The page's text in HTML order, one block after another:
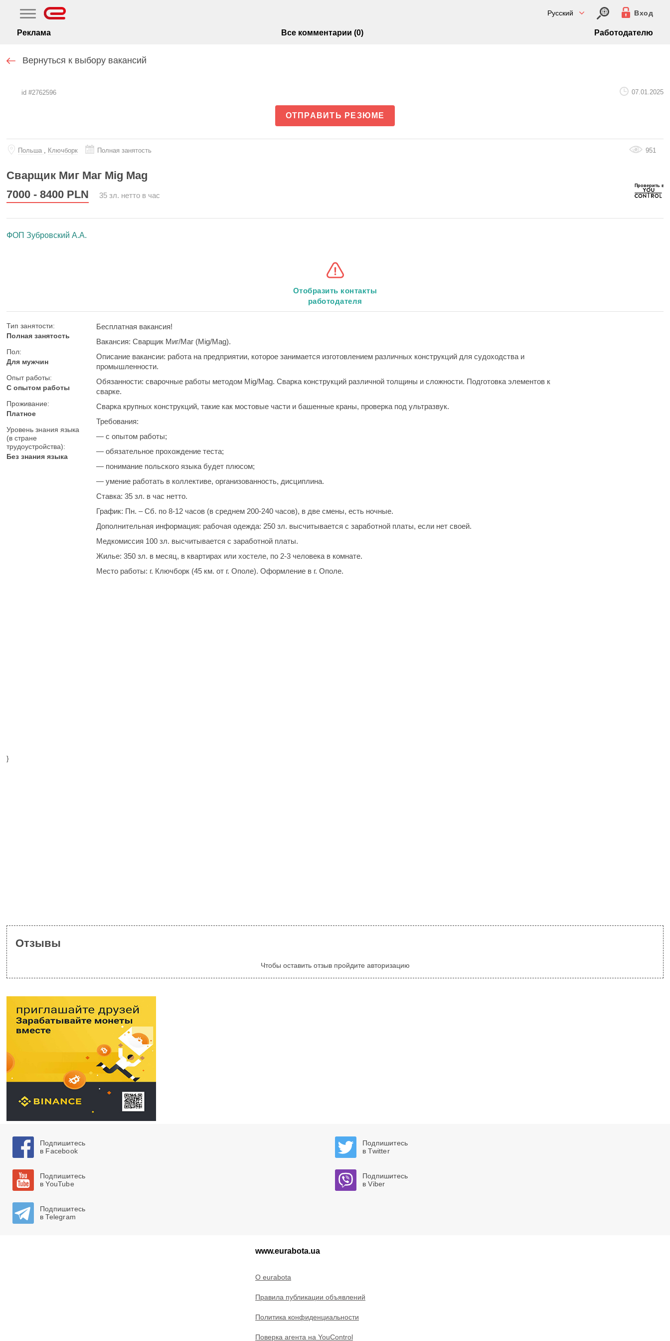
Русский Вход
Реклама Все комментарии (0) Работодателю
Вернуться к выбору вакансий
id #2762596 07.01.2025
ОТПРАВИТЬ РЕЗЮМЕ
Польша , Ключборк Полная занятость 951
Сварщик Миг Маг Mig Mag
7000 - 8400 PLN 35 зл. нетто в час
ФОП Зубровский А.А.
Отобразить контакты
работодателя
Тип занятости:
Полная занятость
Пол:
Для мужчин
Опыт работы:
С опытом работы
Проживание:
Платное
Уровень знания языка
(в стране
трудоустройства):
Без знания языка
Бесплатная вакансия!
Вакансия: Сварщик Миг/Маг (Mig/Mag).
Описание вакансии: работа на предприятии, которое занимается изготовлением различных конструкций для судоходства и
промышленности.
Обязанности: сварочные работы методом Mig/Mag. Сварка конструкций различной толщины и сложности. Подготовка элементов к
сварке.
Сварка крупных конструкций, такие как мостовые части и башенные краны, проверка под ультразвук.
Требования:
— с опытом работы;
— обязательное прохождение теста;
— понимание польского языка будет плюсом;
— умение работать в коллективе, организованность, дисциплина.
Ставка: 35 зл. в час нетто.
График: Пн. – Сб. по 8-12 часов (в среднем 200-240 часов), в две смены, есть ночные.
Дополнительная информация: рабочая одежда: 250 зл. высчитывается с заработной платы, если нет своей.
Медкомиссия 100 зл. высчитывается с заработной платы.
Жилье: 350 зл. в месяц, в квартирах или хостеле, по 2-3 человека в комнате.
Место работы: г. Ключборк (45 км. от г. Ополе). Оформление в г. Ополе.
}
Отзывы
Чтобы оставить отзыв пройдите авторизацию
Подпишитесь
в Facebook
Подпишитесь
в Twitter
Подпишитесь
в YouTube
Подпишитесь
в Viber
Подпишитесь
в Telegram
www.eurabota.ua
O eurabota
Правила публикации объявлений
Политика конфиденциальности
Поверка агента на YouControl